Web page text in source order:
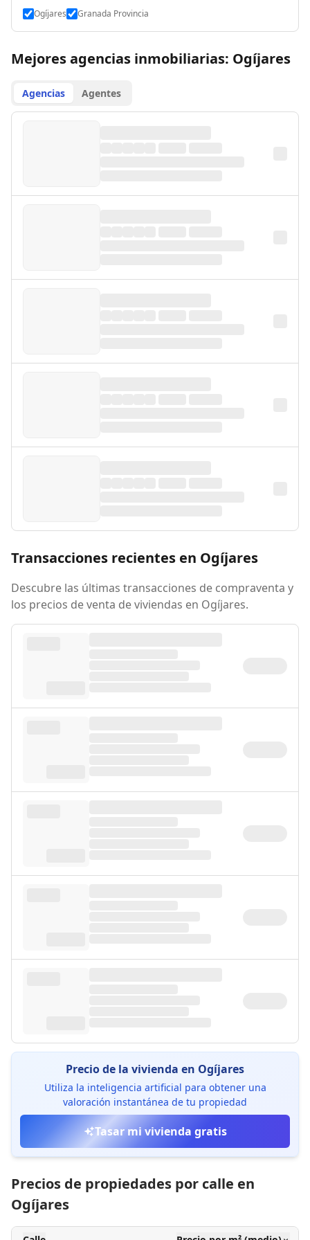
Ogíjares Granada Provincia
Mejores agencias inmobiliarias: Ogíjares
Agencias Agentes
Transacciones recientes en Ogíjares
Descubre las últimas transacciones de compraventa y
los precios de venta de viviendas en Ogíjares.
Precio de la vivienda en Ogíjares
Utiliza la inteligencia artificial para obtener una
valoración instantánea de tu propiedad
Tasar mi vivienda gratis
Precios de propiedades por calle en
Ogíjares